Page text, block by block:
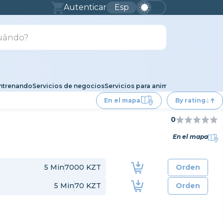
Autenticar Esp
Servicios de negociosServicios para animales
En el mapa
By rating
En el mapa
5 Min7000 KZT Orden
5 Min70 KZT Orden
0